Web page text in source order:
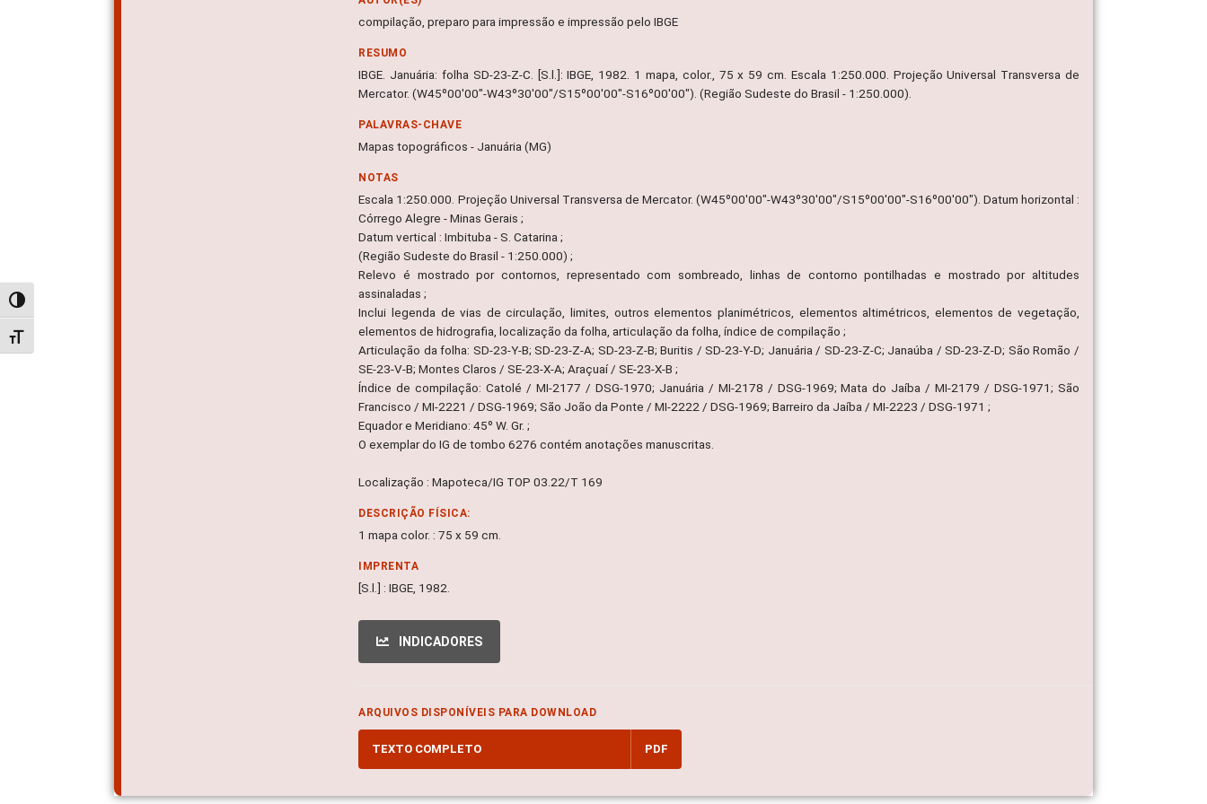
Alternar alto contraste
Alternar tamanho da fonte
compilação, preparo para impressão e impressão pelo IBGE
RESUMO
IBGE. Januária: folha SD-23-Z-C. [S.l.]: IBGE, 1982. 1 mapa, color., 75 x 59 cm. Escala 1:250.000. Projeção Universal Transversa de
Mercator. (W45º00'00"-W43º30'00"/S15º00'00"-S16º00'00"). (Região Sudeste do Brasil - 1:250.000).
PALAVRAS-CHAVE
Mapas topográficos - Januária (MG)
NOTAS
Escala 1:250.000. Projeção Universal Transversa de Mercator. (W45º00'00"-W43º30'00"/S15º00'00"-S16º00'00"). Datum horizontal :
Córrego Alegre - Minas Gerais ;
Datum vertical : Imbituba - S. Catarina ;
(Região Sudeste do Brasil - 1:250.000) ;
Relevo é mostrado por contornos, representado com sombreado, linhas de contorno pontilhadas e mostrado por altitudes
assinaladas ;
Inclui legenda de vias de circulação, limites, outros elementos planimétricos, elementos altimétricos, elementos de vegetação,
elementos de hidrografia, localização da folha, articulação da folha, índice de compilação ;
Articulação da folha: SD-23-Y-B; SD-23-Z-A; SD-23-Z-B; Buritis / SD-23-Y-D; Januária / SD-23-Z-C; Janaúba / SD-23-Z-D; São Romão /
SE-23-V-B; Montes Claros / SE-23-X-A; Araçuaí / SE-23-X-B ;
Índice de compilação: Catolé / MI-2177 / DSG-1970; Januária / MI-2178 / DSG-1969; Mata do Jaíba / MI-2179 / DSG-1971; São
Francisco / MI-2221 / DSG-1969; São João da Ponte / MI-2222 / DSG-1969; Barreiro da Jaíba / MI-2223 / DSG-1971 ;
Equador e Meridiano: 45º W. Gr. ;
O exemplar do IG de tombo 6276 contém anotações manuscritas.
Localização : Mapoteca/IG TOP 03.22/T 169
DESCRIÇÃO FÍSICA:
1 mapa color. : 75 x 59 cm.
IMPRENTA
[S.l.] : IBGE, 1982.
INDICADORES
ARQUIVOS DISPONÍVEIS PARA DOWNLOAD
TEXTO COMPLETO PDF